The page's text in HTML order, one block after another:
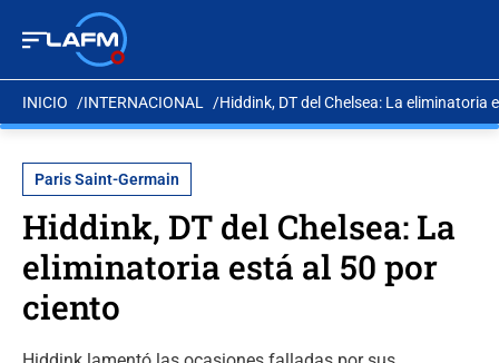
INICIO INTERNACIONAL Hiddink, DT del Chelsea: La eliminatoria
Paris Saint-Germain
Hiddink, DT del Chelsea: La
eliminatoria está al 50 por
ciento